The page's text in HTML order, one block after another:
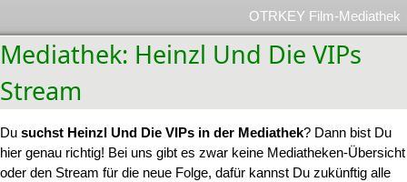
OTRKEY Film-Mediathek
Mediathek: Heinzl Und Die VIPs
Stream
Du suchst Heinzl Und Die VIPs in der Mediathek? Dann bist Du
hier genau richtig! Bei uns gibt es zwar keine Mediatheken-Übersicht
oder den Stream für die neue Folge, dafür kannst Du zukünftig alle